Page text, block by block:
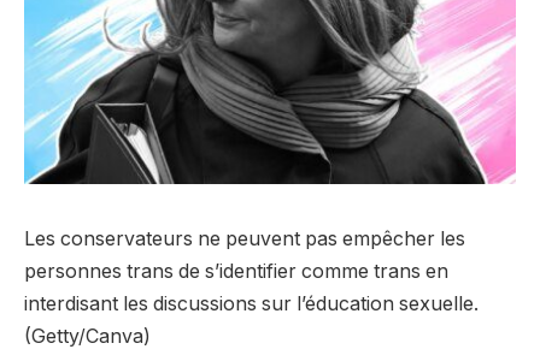
Les conservateurs ne peuvent pas empêcher les
personnes trans de s’identifier comme trans en
interdisant les discussions sur l’éducation sexuelle.
(Getty/Canva)